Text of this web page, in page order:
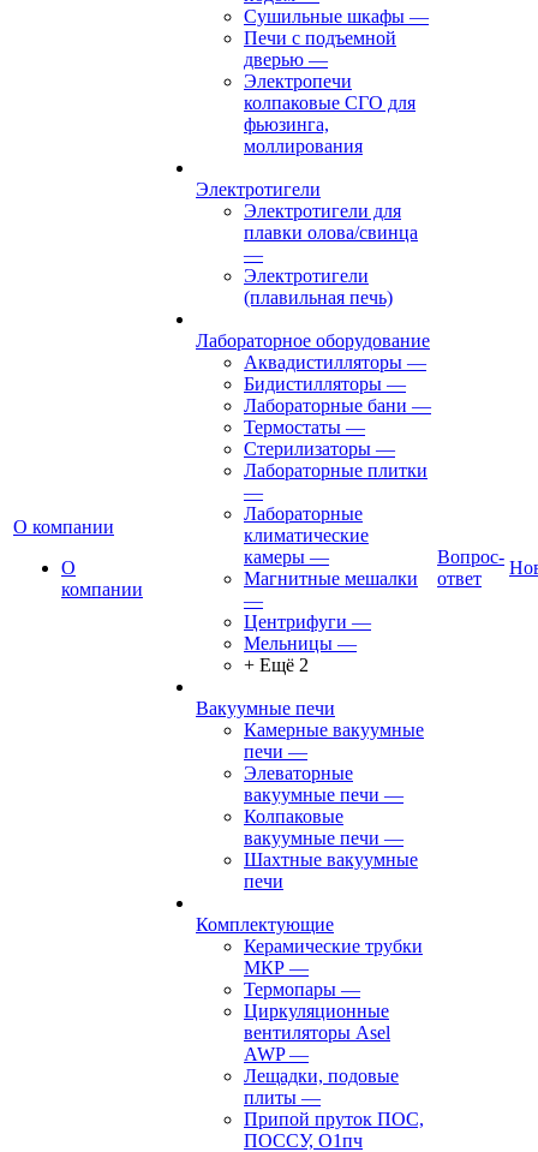
О компании
О
компании
Сушильные шкафы —
Печи с подъемной
дверью —
Электропечи
колпаковые СГО для
фьюзинга,
моллирования
Электротигели
Электротигели для
плавки олова/свинца
—
Электротигели
(плавильная печь)
Лабораторное оборудование
Аквадистилляторы —
Бидистилляторы —
Лабораторные бани —
Термостаты —
Стерилизаторы —
Лабораторные плитки
—
Лабораторные
климатические
камеры —
Магнитные мешалки
—
Центрифуги —
Мельницы —
+ Ещё 2
Вакуумные печи
Камерные вакуумные
печи —
Элеваторные
вакуумные печи —
Колпаковые
вакуумные печи —
Шахтные вакуумные
печи
Комплектующие
Керамические трубки
МКР —
Термопары —
Циркуляционные
вентиляторы Asel
AWP—
Лещадки, подовые
плиты —
Припой пруток ПОС,
ПОССУ, О1пч
Вопрос-
ответ